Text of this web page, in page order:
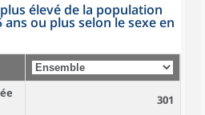
élevé de la population
ou plus selon le sexe en
301